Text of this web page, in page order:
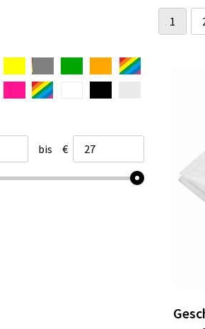
bis €
1